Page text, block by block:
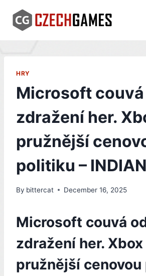
content
HRY
Microsoft
zdražení her.
pružnější
politiku – INDIAN
By bittercat December 16, 2025
Microsoft couvá
zdražení her.
pružnější